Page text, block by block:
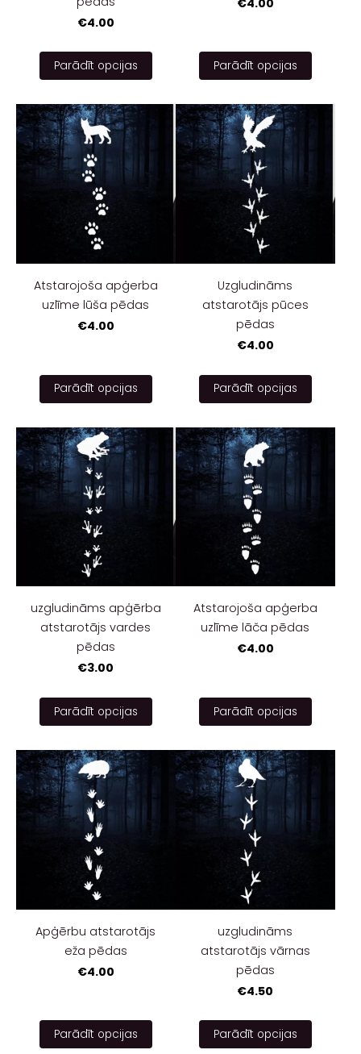
€4.00
Parādīt opcijas Parādīt opcijas
Atstarojoša apģerba
uzlīme lūša pēdas
€4.00
Parādīt opcijas
Uzgludināms
atstarotājs pūces
pēdas
€4.00
Parādīt opcijas
uzgludināms apģērba
atstarotājs vardes
pēdas
€3.00
Parādīt opcijas
Atstarojoša apģerba
uzlīme lāča pēdas
€4.00
Parādīt opcijas
Apģērbu atstarotājs
eža pēdas
€4.00
Parādīt opcijas
uzgludināms
atstarotājs vārnas
pēdas
€4.50
Parādīt opcijas